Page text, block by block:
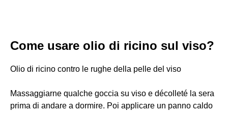
Come usare olio di ricino sul viso?
Olio di ricino contro le rughe della pelle del viso
Massaggiarne qualche goccia su viso e décolleté la sera
prima di andare a dormire. Poi applicare un panno caldo